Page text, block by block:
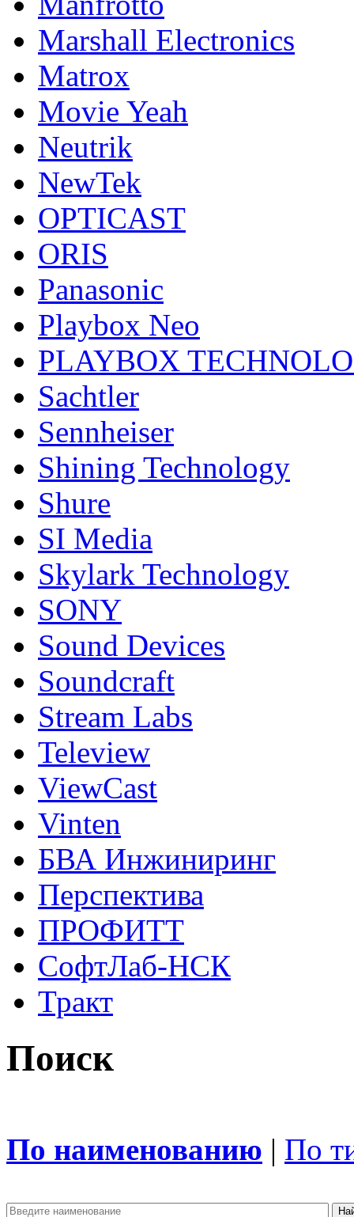
Marshall Electronics
Matrox
Movie Yeah
Neutrik
NewTek
OPTICAST
ORIS
Panasonic
Playbox Neo
PLAYBOX
Sachtler
Sennheiser
Shining Technology
Shure
SI Media
Skylark Technology
SONY
Sound Devices
Soundcraft
Stream Labs
Teleview
ViewCast
Vinten
БВА Инжиниринг
Перспектива
ПРОФИТТ
СофтЛаб-НСК
Тракт
Поиск
По наименованию | По